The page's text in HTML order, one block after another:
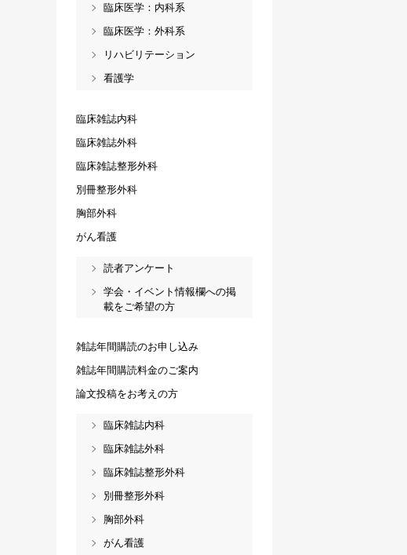
臨床医学：内科系
臨床医学：外科系
リハビリテーション
看護学
臨床雑誌内科
臨床雑誌外科
臨床雑誌整形外科
別冊整形外科
胸部外科
がん看護
読者アンケート
学会・イベント情報欄への掲
載をご希望の方
雑誌年間購読のお申し込み
雑誌年間購読料金のご案内
論文投稿をお考えの方
臨床雑誌内科
臨床雑誌外科
臨床雑誌整形外科
別冊整形外科
胸部外科
がん看護